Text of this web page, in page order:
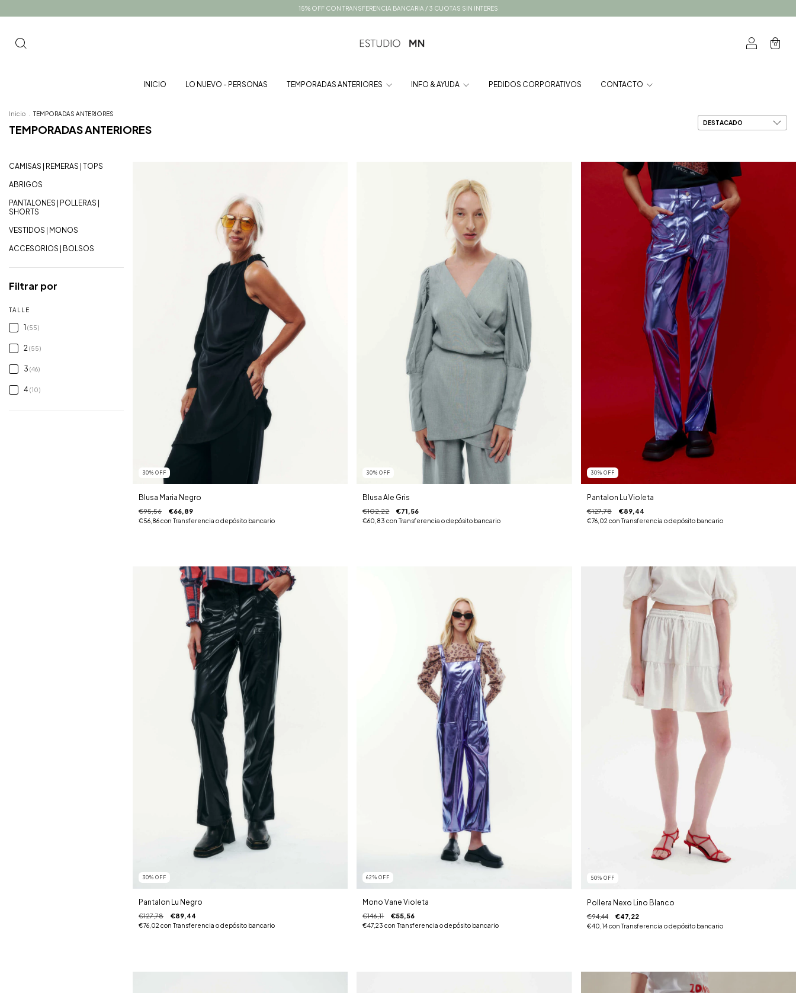
15% OFF CON TRANSFERENCIA BANCARIA / 3 CUOTAS SIN INTERES
0
INICIO LO NUEVO - PERSONAS TEMPORADAS ANTERIORES INFO & AYUDA PEDIDOS CORPORATIVOS CONTACTO
Inicio TEMPORADAS ANTERIORES
TEMPORADAS ANTERIORES
CAMISAS | REMERAS | TOPS
ABRIGOS
PANTALONES | POLLERAS |
SHORTS
VESTIDOS | MONOS
ACCESORIOS | BOLSOS
Filtrar por
TALLE
1 (55)
2(55)
3 (46)
4 (10)
30% OFF
Blusa Maria Negro
€95,56 €66,89
€56,86con Transferencia o depósito bancario
30%OFF
Blusa Ale Gris
€102,22 €71,56
€60,83con Transferencia o depósito bancario
30% OFF
Pantalon Lu Violeta
€127,78 €89,44
€76,02 con Transferencia o depósito bancario
30% OFF
Pantalon Lu Negro
€127,78 €89,44
€76,02 con Transferencia o depósito bancario
62%OFF
Mono Vane Violeta
€146,11 €55,56
€47,23con Transferencia o depósito bancario
50% OFF
Pollera Nexo Lino Blanco
€94,44 €47,22
€40,14con Transferencia o depósito bancario